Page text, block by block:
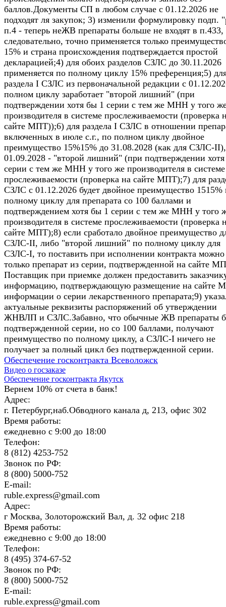
баллов.Документы СП в любом случае с 01.12.2026 не
подходят ля закупок; 3) изменили формулировку подп.
п.4 - теперь неЖВ препараты больше не входят в п.433,
следовательно, точно применяется только
15% и страна происхождения подтверждается простой
декларацией;4) для обоих разделов СЗЛС до 30.11.2026
применяется по полному циклу 15% преференция;5)
раздела I СЗЛС из первоначальной редакции с
полном циклу заработает "второй лишний" (при
подтверждении хотя бы 1 серии с тем же МНН у того
производителя в системе прослеживаемости (проверка
сайте МПТ));6) для раздела I СЗЛС в отношении
включенных в июле с.г., по полном циклу двойное
преимущество 15%15% до 31.08.2028 (как для СЗЛС-
01.09.2028 - "второй лишний" (при подтверждении
серии с тем же МНН у того же производителя в системе
прослеживаемости (проверка на сайте МПТ);7) для
СЗЛС c 01.12.2026 будет двойное преимущество 1515%
полному циклу для препарата со 100 баллами и
подтверждением хотя бы 1 серии с тем же МНН у того
производителя в системе прослеживаемости (проверка
сайте МПТ);8) если сработало двойное преимущество
СЗЛС-II, либо "второй лишний" по полному циклу для
СЗЛС-I, то поставить при исполнении контракта можно
только препарат из серии, подтвержденной на сайте
Поставщик при приемке должен предоставить
информацию, подтверждающую размещение на сайте
информации о серии лекарственного препарата;9)
актуальные реквизиты распоряжений об утверждении
ЖНВЛП и СЗЛС.Забавно, что обычные ЖВ препараты
подтвержденной серии, но со 100 баллами, получают
преимущество по полному циклу, а СЗЛС-I ничего не
получает за полный цикл без подтвержденной серии.
Обеспечение госконтракта Всеволожск
Видео о госзаказе
Обеспечение госконтракта Якутск
Вернем 10% от счета в банк!
Адрес:
г. Петербург,наб.Обводного канала д, 213, офис 302
Время работы:
ежедневно с 9:00 до 18:00
Телефон:
8 (812) 4253-752
Звонок по РФ:
8 (800) 5000-752
E-mail:
ruble.express@gmail.com
Адрес:
г Москва, Золоторожский Вал, д. 32 офис 218
Время работы:
ежедневно с 9:00 до 18:00
Телефон:
8 (495) 374-67-52
Звонок по РФ:
8 (800) 5000-752
E-mail:
ruble.express@gmail.com